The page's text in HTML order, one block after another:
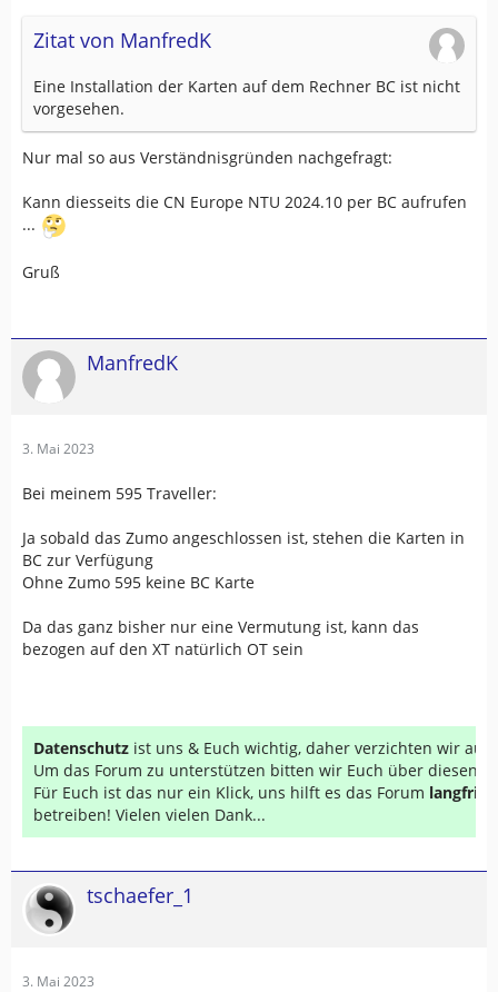
Zitat von ManfredK
Eine Installation der Karten auf dem Rechner BC ist nicht
vorgesehen.
Nur mal so aus Verständnisgründen nachgefragt:
Kann diesseits die CN Europe NTU 2024.10 per BC aufrufen
...
Gruß
ManfredK
3. Mai 2023
Bei meinem 595 Traveller:
Ja sobald das Zumo angeschlossen ist, stehen die Karten in
BC zur Verfügung
Ohne Zumo 595 keine BC Karte
Da das ganz bisher nur eine Vermutung ist, kann das
bezogen auf den XT natürlich OT sein
Datenschutz ist uns & Euch wichtig, daher verzichten wir auf
Um das Forum zu unterstützen bitten wir Euch über diesen
Für Euch ist das nur ein Klick, uns hilft es das Forum
betreiben! Vielen vielen Dank...
tschaefer_1
3. Mai 2023